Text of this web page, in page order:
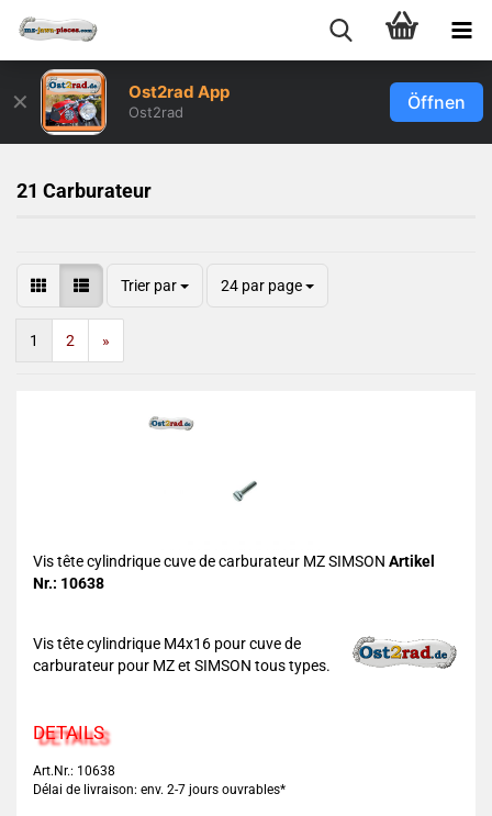
✕ Ost2rad App
Ost2rad Öffnen
21 Carburateur
Trier par 24 par page
1 2 »
Vis tête cylindrique cuve de carburateur MZ SIMSON Artikel
Nr.: 10638
Vis tête cylindrique M4x16 pour cuve de
carburateur pour MZ et SIMSON tous types.
DETAILS
Art.Nr.: 10638
Délai de livraison: env. 2-7 jours ouvrables*